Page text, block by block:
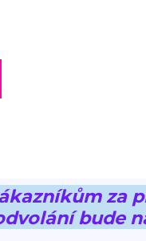
za
bude